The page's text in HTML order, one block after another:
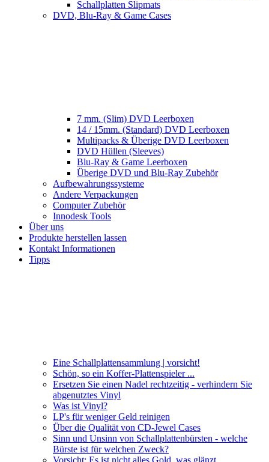
Schallplatten Slipmats
DVD, Blu-Ray & Game Cases
7 mm. (Slim) DVD Leerboxen
14 / 15mm. (Standard) DVD Leerboxen
Multipacks & Überige DVD Leerboxen
DVD Hüllen (Sleeves)
Blu-Ray & Game Leerboxen
Überige DVD und Blu-Ray Zubehör
Aufbewahrungssysteme
Andere Verpackungen
Computer Zubehör
Innodesk Tools
Über uns
Produkte herstellen lassen
Kontakt Informationen
Tipps
Eine Schallplattensammlung | vorsicht!
Schön, so ein Koffer-Plattenspieler ...
Ersetzen Sie einen Nadel rechtzeitig - verhindern Sie
abgenutztes Vinyl
Was ist Vinyl?
LP's für weniger Geld reinigen
Über die Qualität von CD-Jewel Cases
Sinn und Unsinn von Schallplattenbürsten - welche
Bürste ist für welchen Zweck?
Vorsicht: Es ist nicht alles Gold, was glänzt